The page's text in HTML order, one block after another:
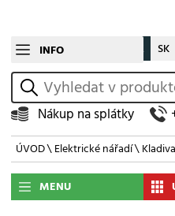
INFO CZ SK
vyhledat
Nákup na splátky
ÚVOD\Elektrické nářadí\Kladiva
MENU